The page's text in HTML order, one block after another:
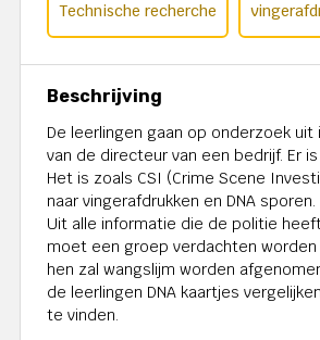
Technische recherche
Beschrijving
De leerlingen gaan op onderzoek
van de directeur van een bedrijf. Er
Het is zoals CSI (Crime Scene
naar vingerafdrukken en DNA sporen.
Uit alle informatie die de politie
moet een groep verdachten worden
hen zal wangslijm worden
de leerlingen DNA kaartjes
te vinden.